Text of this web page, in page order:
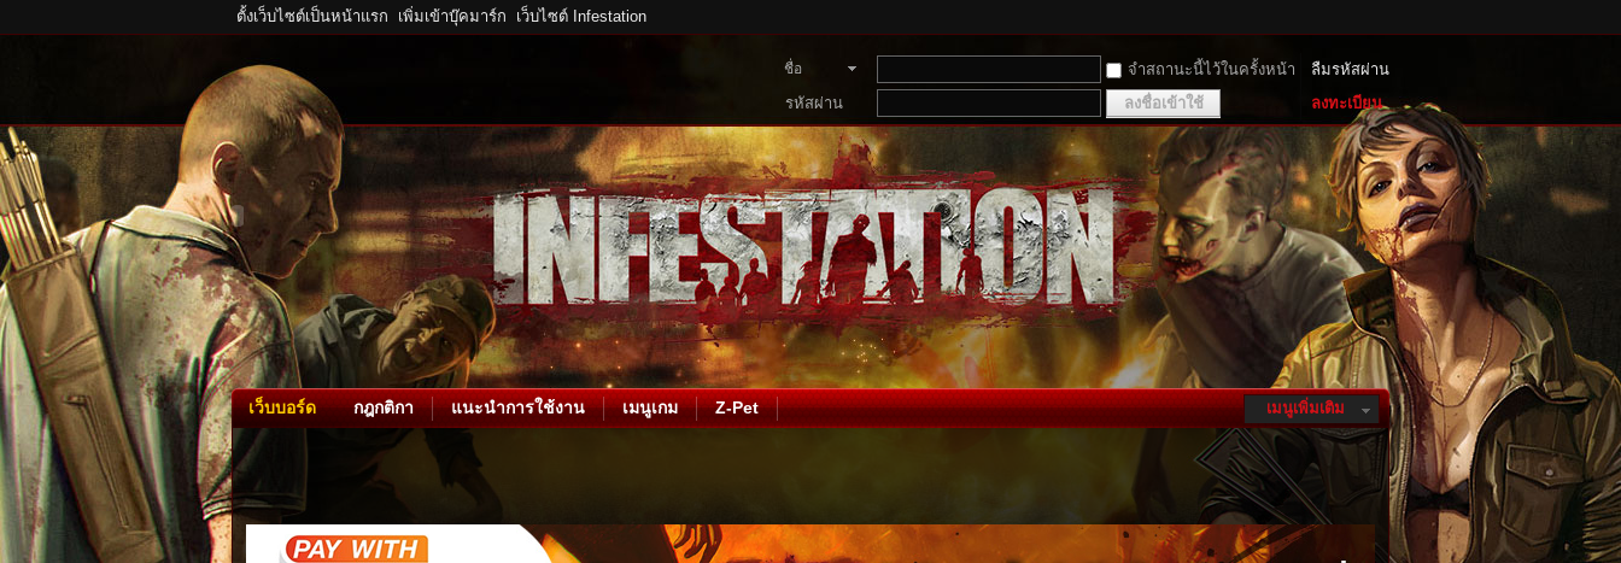
ตั้งเว็บไซต์เป็นหน้าแรก เพิ่มเข้าบุ๊คมาร์ก เว็บไซต์ Infestation
ชื่อ
สมาชิก
จำสถานะนี้ไว้ในครั้งหน้า
ลืมรหัสผ่าน
รหัสผ่าน
ลงชื่อเข้าใช้ ลงทะเบียน
เมนูเพิ่มเติม
เว็บบอร์ด กฎกติกา แนะนำการใช้งาน เมนูเกม Z-Pet